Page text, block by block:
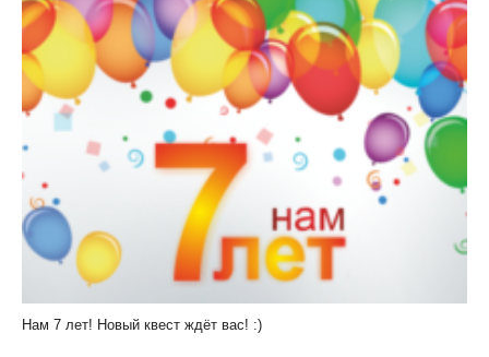
Нам 7 лет! Новый квест ждёт вас! :)